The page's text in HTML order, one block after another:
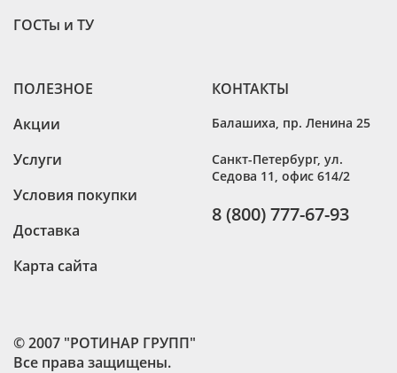
© 2007 "РОТИНАР ГРУПП"
Все права защищены.
ГОСТы и ТУ
ПОЛЕЗНОЕ
Акции
Услуги
Условия покупки
Доставка
Карта сайта
КОНТАКТЫ
Балашиха пр. Ленина 25
Санкт-Петербург, ул.
Седова 11, офис 614/2
8 (800) 777-67-93